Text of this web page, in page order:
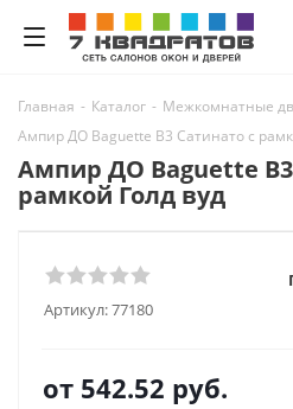
Главная - Каталог - Межкомнатные
Ампир ДО Baguette B3 Сатинато с
Ампир ДО Baguette
рамкой Голд вуд
Артикул:77180
от 542.52 руб.